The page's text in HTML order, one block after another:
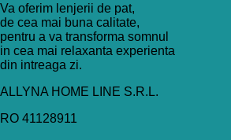
Va oferim lenjerii de pat,
de cea mai buna calitate,
pentru a va transforma somnul
in cea mai relaxanta experienta
din intreaga zi.
ALLYNA HOME LINE S.R.L.
RO 41128911